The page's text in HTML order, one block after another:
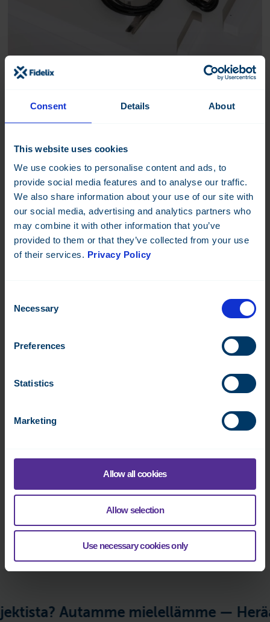
Consent Details About
This website uses cookies
We use cookies to personalise content and ads, to
provide social media features and to analyse our traffic.
We also share information about your use of our site with
our social media, advertising and analytics partners who
may combine it with other information that you’ve
provided to them or that they’ve collected from your use
of their services. Privacy Policy
Selection
Necessary
Preferences
Statistics
Marketing
Allow all cookies
Allow selection
Use necessary cookies only
Lisätarvikkeet
Lue lisää
Infrastruktuuri
olosuhdeseurantaan
Autamme mielellämme —